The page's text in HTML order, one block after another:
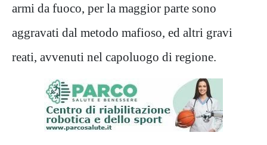
armi da fuoco, per la maggior parte sono
aggravati dal metodo mafioso, ed altri gravi
reati, avvenuti nel capoluogo di regione.